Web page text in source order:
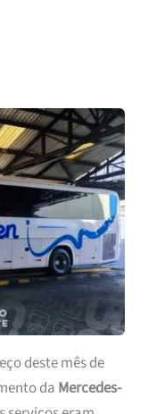
deste mês de
da Mercedes-